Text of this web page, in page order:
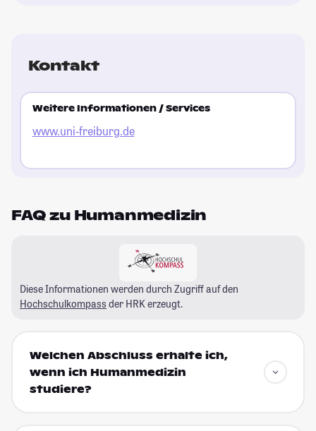
Kontakt
Weitere Informationen / Services
www.uni-freiburg.de
FAQ zu Humanmedizin
Diese Informationen werden durch Zugriff auf den
Hochschulkompass der HRK erzeugt.
Welchen Abschluss erhalte ich,
wenn ich Humanmedizin
studiere?